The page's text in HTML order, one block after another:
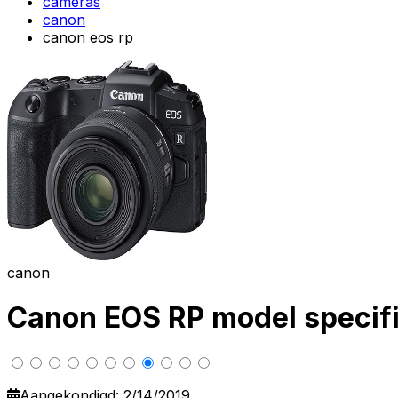
canon
canon eos rp
canon
Canon EOS RP model